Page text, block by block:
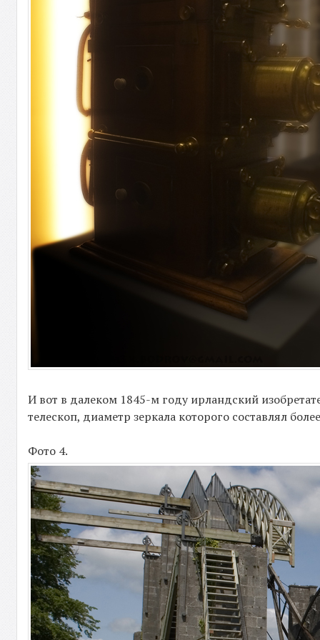
И вот в далеком 1845-м году ирландский
телескоп, диаметр зеркала которого составлял
Фото 4.